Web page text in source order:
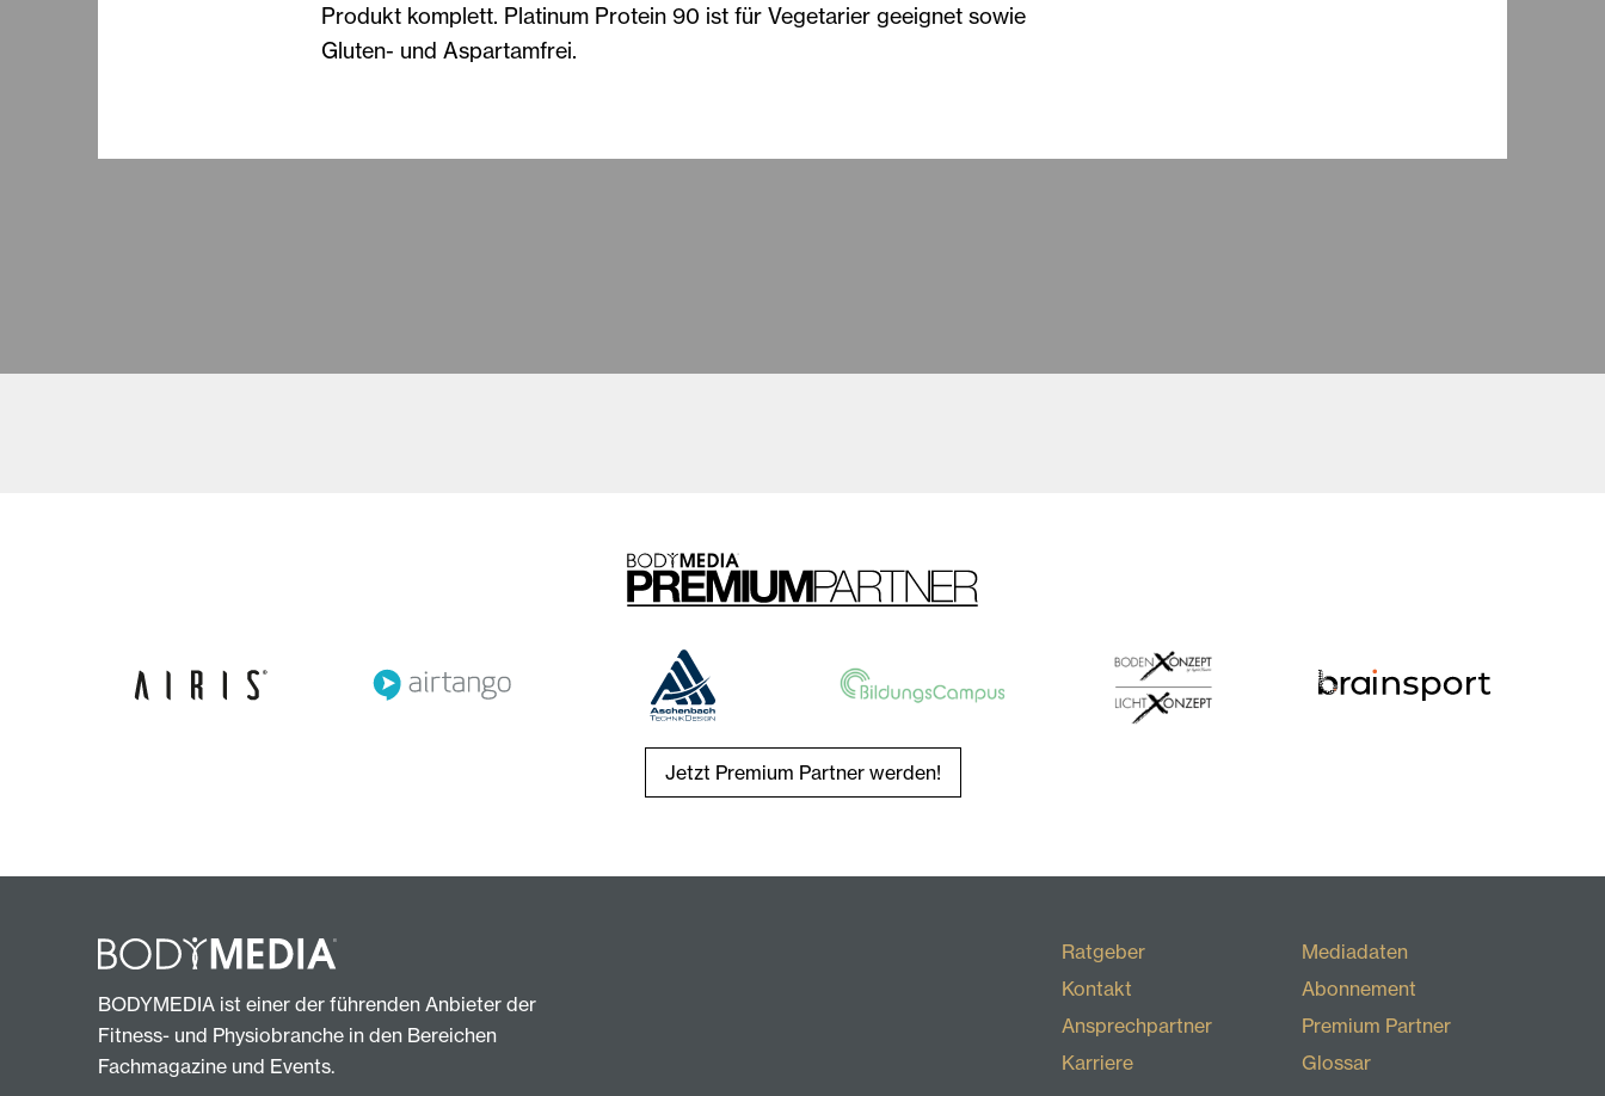
Produkt komplett. Platinum Protein 90 ist für Vegetarier geeignet sowie
Gluten- und Aspartamfrei.
Jetzt Premium Partner werden!
BODYMEDIA ist einer der führenden Anbieter der
Fitness- und Physiobranche in den Bereichen
Fachmagazine und Events.
Ratgeber
Kontakt
Ansprechpartner
Karriere
Mediadaten
Abonnement
Premium Partner
Glossar